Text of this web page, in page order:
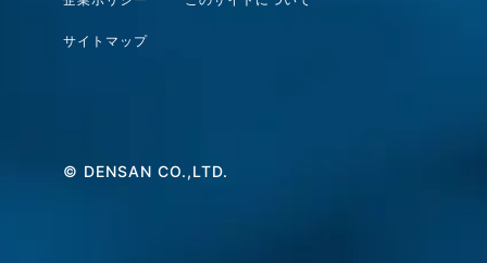
© DENSAN CO.,LTD.
サイトマップ